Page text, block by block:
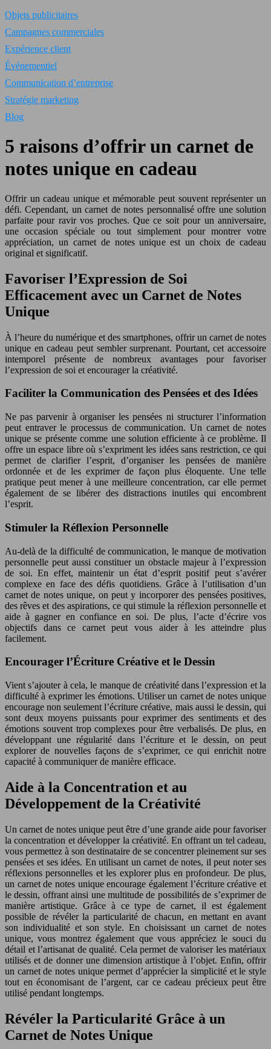
Objets publicitaires
Campagnes commerciales
Expérience client
Événementiel
Communication d’entreprise
Stratégie marketing
Blog
5 raisons d’offrir un carnet de
notes unique en cadeau
Offrir un cadeau unique et mémorable peut souvent représenter un
défi. Cependant, un carnet de notes personnalisé offre une solution
parfaite pour ravir vos proches. Que ce soit pour un anniversaire,
une occasion spéciale ou tout simplement pour montrer votre
appréciation, un carnet de notes unique est un choix de cadeau
original et significatif.
Favoriser l’Expression de Soi
Efficacement avec un Carnet de Notes
Unique
À l’heure du numérique et des smartphones, offrir un carnet de notes
unique en cadeau peut sembler surprenant. Pourtant, cet accessoire
intemporel présente de nombreux avantages pour favoriser
l’expression de soi et encourager la créativité.
Faciliter la Communication des Pensées et des Idées
Ne pas parvenir à organiser les pensées ni structurer l’information
peut entraver le processus de communication. Un carnet de notes
unique se présente comme une solution efficiente à ce problème. Il
offre un espace libre où s’expriment les idées sans restriction, ce qui
permet de clarifier l’esprit, d’organiser les pensées de manière
ordonnée et de les exprimer de façon plus éloquente. Une telle
pratique peut mener à une meilleure concentration, car elle permet
également de se libérer des distractions inutiles qui encombrent
l’esprit.
Stimuler la Réflexion Personnelle
Au-delà de la difficulté de communication, le manque de motivation
personnelle peut aussi constituer un obstacle majeur à l’expression
de soi. En effet, maintenir un état d’esprit positif peut s’avérer
complexe en face des défis quotidiens. Grâce à l’utilisation d’un
carnet de notes unique, on peut y incorporer des pensées positives,
des rêves et des aspirations, ce qui stimule la réflexion personnelle et
aide à gagner en confiance en soi. De plus, l’acte d’écrire vos
objectifs dans ce carnet peut vous aider à les atteindre plus
facilement.
Encourager l’Écriture Créative et le Dessin
Vient s’ajouter à cela, le manque de créativité dans l’expression et la
difficulté à exprimer les émotions. Utiliser un carnet de notes unique
encourage non seulement l’écriture créative, mais aussi le dessin, qui
sont deux moyens puissants pour exprimer des sentiments et des
émotions souvent trop complexes pour être verbalisés. De plus, en
développant une régularité dans l’écriture et le dessin, on peut
explorer de nouvelles façons de s’exprimer, ce qui enrichit notre
capacité à communiquer de manière efficace.
Aide à la Concentration et au
Développement de la Créativité
Un carnet de notes unique peut être d’une grande aide pour favoriser
la concentration et développer la créativité. En offrant un tel cadeau,
vous permettez à son destinataire de se concentrer pleinement sur ses
pensées et ses idées. En utilisant un carnet de notes, il peut noter ses
réflexions personnelles et les explorer plus en profondeur. De plus,
un carnet de notes unique encourage également l’écriture créative et
le dessin, offrant ainsi une multitude de possibilités de s’exprimer de
manière artistique. Grâce à ce type de carnet, il est également
possible de révéler la particularité de chacun, en mettant en avant
son individualité et son style. En choisissant un carnet de notes
unique, vous montrez également que vous appréciez le souci du
détail et l’artisanat de qualité. Cela permet de valoriser les matériaux
utilisés et de donner une dimension artistique à l’objet. Enfin, offrir
un carnet de notes unique permet d’apprécier la simplicité et le style
tout en économisant de l’argent, car ce cadeau précieux peut être
utilisé pendant longtemps.
Révéler la Particularité Grâce à un
Carnet de Notes Unique